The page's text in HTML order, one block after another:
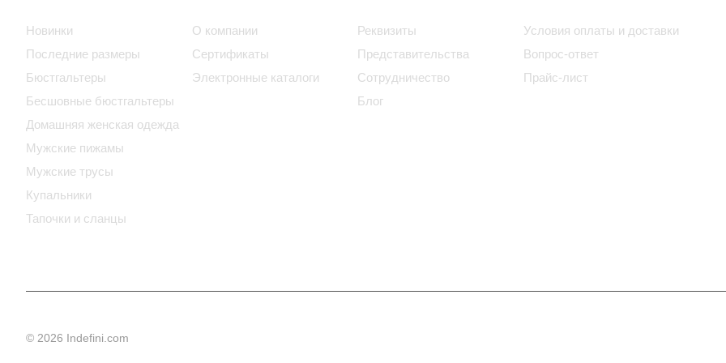
Новинки
Последние размеры
Бюстгальтеры
Бесшовные бюстгальтеры
Домашняя женская одежда
Мужские пижамы
Мужские трусы
Купальники
Тапочки и сланцы
О компании
Сертификаты
Электронные каталоги
Реквизиты
Представительства
Сотрудничество
Блог
Условия оплаты и доставки
Вопрос-ответ
Прайс-лист
© 2026 Indefini.com